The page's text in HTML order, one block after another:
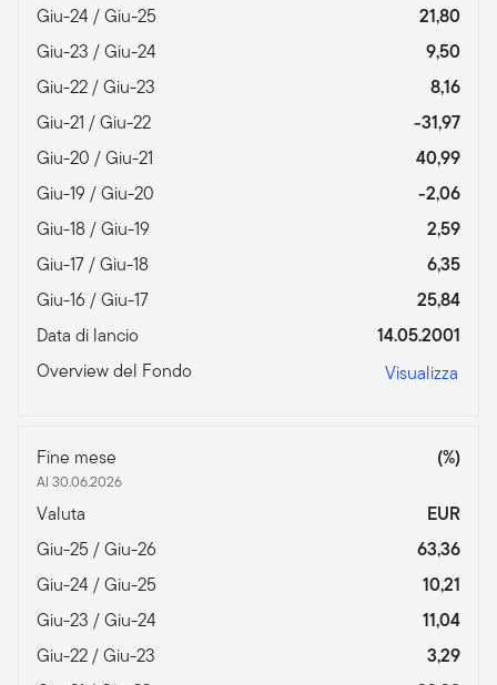
Giu-24 / Giu-25
21,80
Giu-23 / Giu-24
9,50
Giu-22 / Giu-23
8,16
Giu-21 / Giu-22
-31,97
Giu-20 / Giu-21
40,99
Giu-19 / Giu-20
-2,06
Giu-18 / Giu-19
2,59
Giu-17 / Giu-18
6,35
Giu-16 / Giu-17
25,84
Data di lancio
14.05.2001
Overview del Fondo
Visualizza
Fine mese
Al 30.06.2026
(%)
Valuta
EUR
Giu-25 / Giu-26
63,36
Giu-24 / Giu-25
10,21
Giu-23 / Giu-24
11,04
Giu-22 / Giu-23
3,29